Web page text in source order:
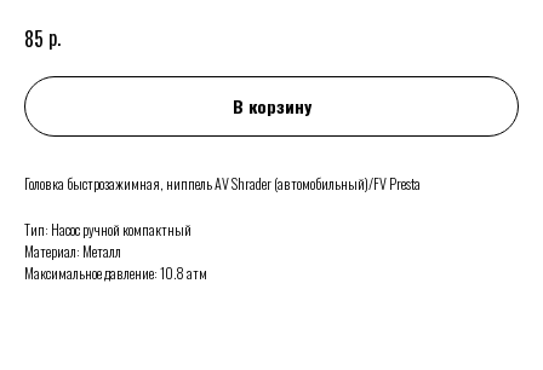
85 р.
В корзину
Головка быстрозажимная, ниппель AV Shrader (автомобильный)/FV Presta
Тип: Насос ручной компактный
Материал: Металл
Максимальное давление: 10.8 атм